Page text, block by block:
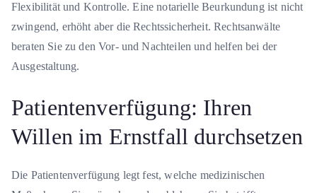
Flexibilität und Kontrolle. Eine notarielle Beurkundung ist nicht
zwingend, erhöht aber die Rechtssicherheit. Rechtsanwälte
beraten Sie zu den Vor- und Nachteilen und helfen bei der
Ausgestaltung.
Patientenverfügung: Ihren
Willen im Ernstfall durchsetzen
Die Patientenverfügung legt fest, welche medizinischen